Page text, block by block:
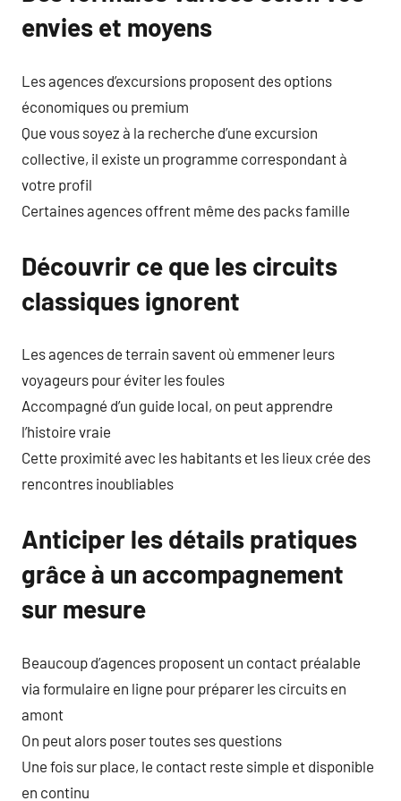
envies et moyens
Les agences d’excursions proposent des options
économiques ou premium
Que vous soyez à la recherche d’une excursion
collective, il existe un programme correspondant à
votre profil
Certaines agences offrent même des packs famille
Découvrir ce que les circuits
classiques ignorent
Les agences de terrain savent où emmener leurs
voyageurs pour éviter les foules
Accompagné d’un guide local, on peut apprendre
l’histoire vraie
Cette proximité avec les habitants et les lieux crée des
rencontres inoubliables
Anticiper les détails pratiques
grâce à un accompagnement
sur mesure
Beaucoup d’agences proposent un contact préalable
via formulaire en ligne pour préparer les circuits en
amont
On peut alors poser toutes ses questions
Une fois sur place, le contact reste simple et disponible
en continu